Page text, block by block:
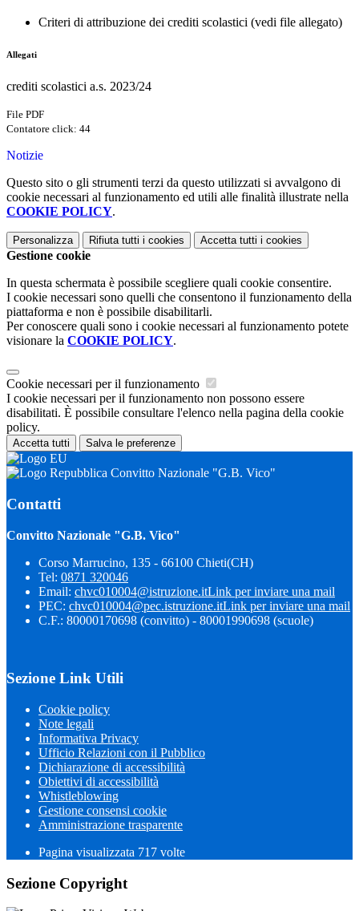
Criteri di attribuzione dei crediti scolastici (vedi file allegato)
Allegati
crediti scolastici a.s. 2023/24
File PDF
Contatore click: 44
Notizie
Questo sito o gli strumenti terzi da questo utilizzati si avvalgono di
cookie necessari al funzionamento ed utili alle finalità illustrate nella
COOKIE POLICY.
Personalizza Rifiuta tutti i cookies Accetta tutti i cookies
Gestione cookie
In questa schermata è possibile scegliere quali cookie consentire.
I cookie necessari sono quelli che consentono il funzionamento della
piattaforma e non è possibile disabilitarli.
Per conoscere quali sono i cookie necessari al funzionamento potete
visionare la COOKIE POLICY.
Cookie necessari per il funzionamento
I cookie necessari per il funzionamento non possono essere
disabilitati. È possibile consultare l'elenco nella pagina della cookie
policy.
Accetta tutti Salva le preferenze
Convitto Nazionale "G.B. Vico"
Contatti
Convitto Nazionale "G.B. Vico"
Corso Marrucino, 135 - 66100 Chieti(CH)
Tel: 0871 320046
Email: chvc010004@istruzione.itLink per inviare una mail
PEC: chvc010004@pec.istruzione.itLink per inviare una mail
C.F.: 80000170698 (convitto) - 80001990698 (scuole)
Sezione Link Utili
Cookie policy
Note legali
Informativa Privacy
Ufficio Relazioni con il Pubblico
Dichiarazione di accessibilità
Obiettivi di accessibilità
Whistleblowing
Gestione consensi cookie
Amministrazione trasparente
Pagina visualizzata 717 volte
Sezione Copyright